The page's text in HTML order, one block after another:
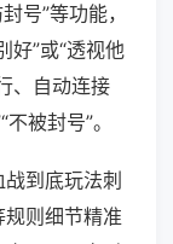
号”等功能，
好”或“透视他
、自动连接
被封号”。
到底玩法刺
则细节精准